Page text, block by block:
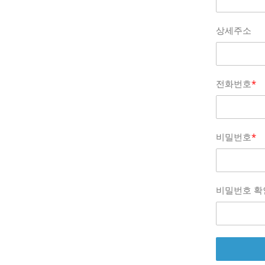
상세주소
전화번호*
비밀번호*
비밀번호 확